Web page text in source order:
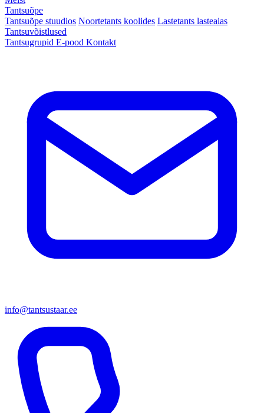
Tantsuõpe
Tantsuõpe stuudios Noortetants koolides Lastetants lasteaias
Tantsuvõistlused
Tantsugrupid E-pood Kontakt
info@tantsustaar.ee